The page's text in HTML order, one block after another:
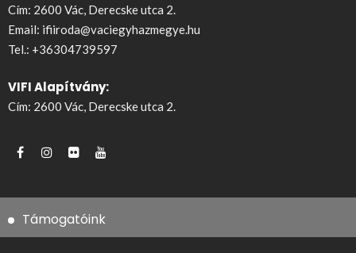
Cím: 2600 Vác, Derecske utca 2.
Email: ifiiroda@vaciegyhazmegye.hu
Tel.: +36304739597
VIFI Alapítvány:
Cím: 2600 Vác, Derecske utca 2.
Támogatóink